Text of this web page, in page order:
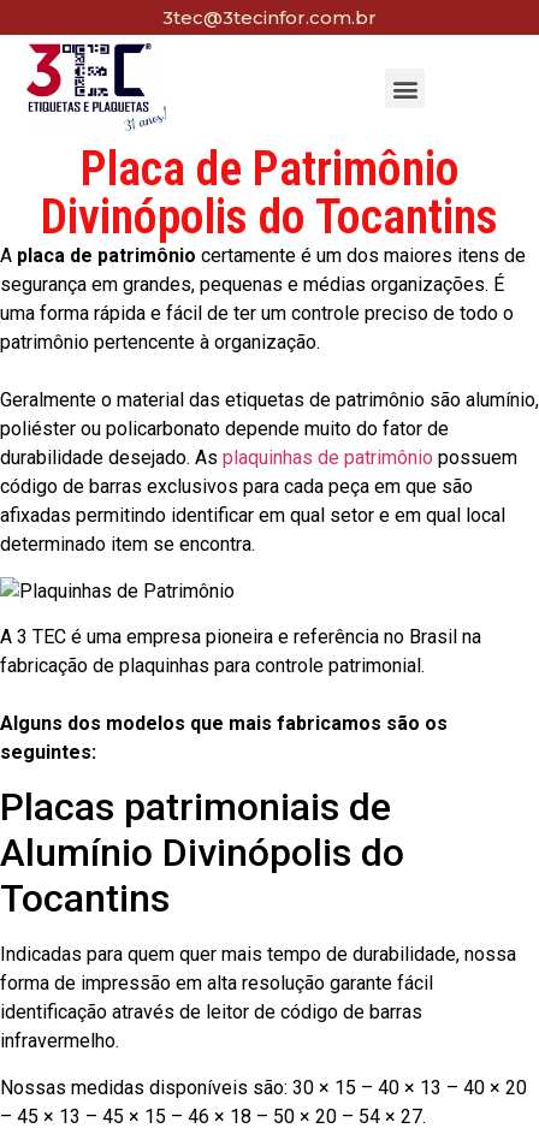
3tec@3tecinfor.com.br
Placa de Patrimônio
Divinópolis do Tocantins
A placa de patrimônio certamente é um dos maiores itens de
segurança em grandes, pequenas e médias organizações. É
uma forma rápida e fácil de ter um controle preciso de todo o
patrimônio pertencente à organização.
Geralmente o material das etiquetas de patrimônio são alumínio,
poliéster ou policarbonato depende muito do fator de
durabilidade desejado. As plaquinhas de patrimônio possuem
código de barras exclusivos para cada peça em que são
afixadas permitindo identificar em qual setor e em qual local
determinado item se encontra.
A 3 TEC é uma empresa pioneira e referência no Brasil na
fabricação de plaquinhas para controle patrimonial.
Alguns dos modelos que mais fabricamos são os
seguintes:
Placas patrimoniais de
Alumínio Divinópolis do
Tocantins
Indicadas para quem quer mais tempo de durabilidade, nossa
forma de impressão em alta resolução garante fácil
identificação através de leitor de código de barras
infravermelho.
Nossas medidas disponíveis são: 30 × 15 – 40 × 13 – 40 × 20
– 45 × 13 – 45 × 15 – 46 × 18 – 50 × 20 – 54 × 27.